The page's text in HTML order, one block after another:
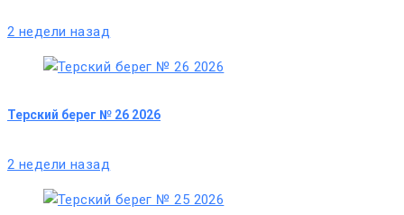
2 недели назад
Терский берег № 26 2026
2 недели назад